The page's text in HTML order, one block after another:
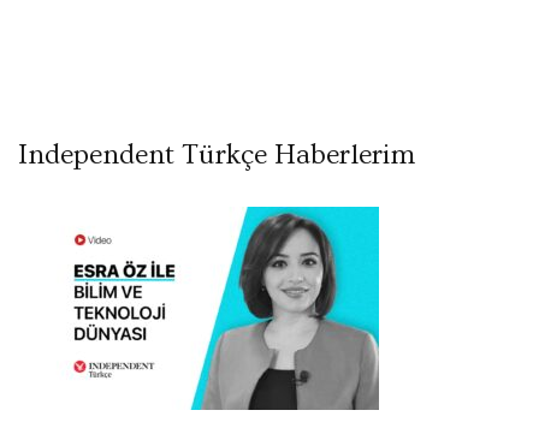
Independent Türkçe Haberlerim